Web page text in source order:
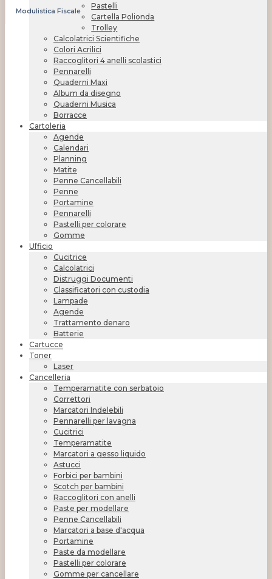
Modulistica Fiscale
Pastelli
Cartella Polionda
Trolley
Calcolatrici Scientifiche
Colori Acrilici
Raccoglitori 4 anelli scolastici
Pennarelli
Quaderni Maxi
Album da disegno
Quaderni Musica
Borracce
Cartoleria
Agende
Calendari
Planning
Matite
Penne Cancellabili
Penne
Portamine
Pennarelli
Pastelli per colorare
Gomme
Ufficio
Cucitrice
Calcolatrici
Distruggi Documenti
Classificatori con custodia
Lampade
Agende
Trattamento denaro
Batterie
Cartucce
Toner
Laser
Cancelleria
Temperamatite con serbatoio
Correttori
Marcatori Indelebili
Pennarelli per lavagna
Cucitrici
Temperamatite
Marcatori a gesso liquido
Astucci
Forbici per bambini
Scotch per bambini
Raccoglitori con anelli
Paste per modellare
Penne Cancellabili
Marcatori a base d'acqua
Portamine
Paste da modellare
Pastelli per colorare
Gomme per cancellare